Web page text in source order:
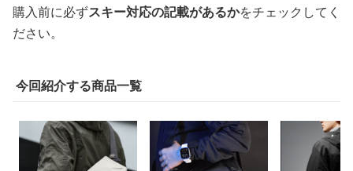
購入前に必ずスキー対応の記載があるかをチェックしてく
ださい。
今回紹介する商品一覧